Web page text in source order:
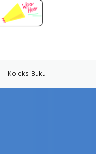
Koleksi Buku